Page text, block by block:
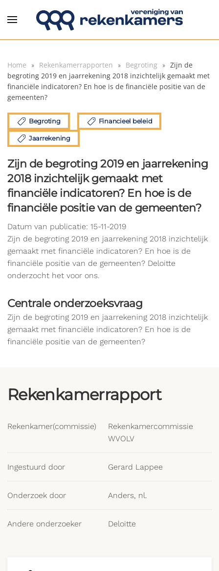
Overslaan en naar de inhoud gaan
Home Rekenkamerrapporten Begroting
Zijn de
begroting 2019 en jaarrekening 2018 inzichtelijk gemaakt met
financiële indicatoren? En hoe is de financiële positie van de
gemeenten?
Begroting Financieel beleid
Jaarrekening
Zijn de begroting 2019 en jaarrekening
2018 inzichtelijk gemaakt met
financiële indicatoren? En hoe is de
financiële positie van de gemeenten?
Datum van publicatie: 15-11-2019
Zijn de begroting 2019 en jaarrekening 2018 inzichtelijk
gemaakt met financiële indicatoren? En hoe is de
financiële positie van de gemeenten? Deloitte
onderzocht het voor ons.
Centrale onderzoeksvraag
Zijn de begroting 2019 en jaarrekening 2018 inzichtelijk
gemaakt met financiële indicatoren? En hoe is de
financiële positie van de gemeenten?
Rekenkamerrapport
Rekenkamer(commissie)
Rekenkamercommissie
WVOLV
Ingestuurd door Gerard Lappee
Onderzoek door Anders, nl.
Andere onderzoeker Deloitte